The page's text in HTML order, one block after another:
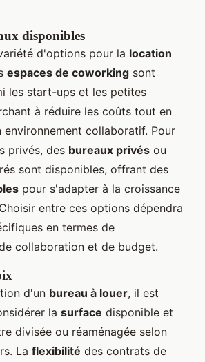
disponibles
d'options pour la location
espaces de coworking sont
les start-ups et les petites
à réduire les coûts tout en
environnement collaboratif. Pour
privés, des bureaux privés ou
sont disponibles, offrant des
pour s'adapter à la croissance
entre ces options dépendra
en termes de
collaboration et de budget.
d'un bureau à louer, il est
la surface disponible et
divisée ou réaménagée selon
La flexibilité des contrats de